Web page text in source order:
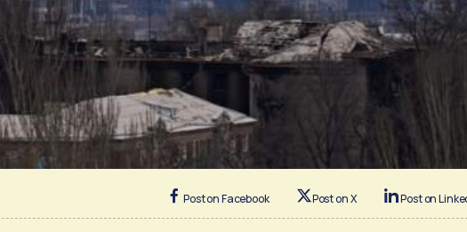
Post on Facebook Post on X Post on